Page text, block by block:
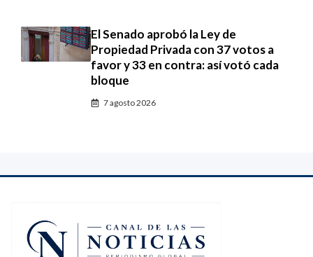
El Senado aprobó la Ley de
Propiedad Privada con 37 votos a
favor y 33 en contra: así votó cada
bloque
7 agosto 2026